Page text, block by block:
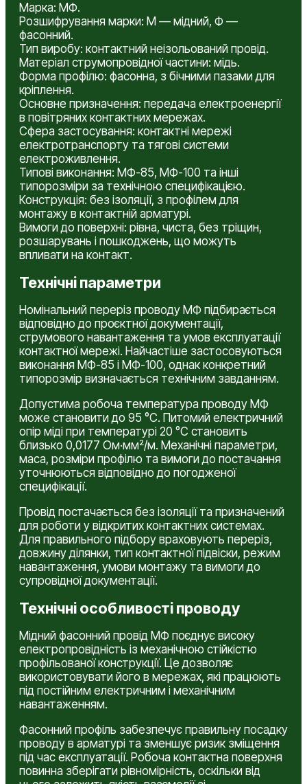
Марка: МФ.
Розшифрування марки: М — мідний, Ф —
фасонний.
Тип виробу: контактний неізольований провід.
Матеріал струмопровідної частини: мідь.
Форма профілю: фасонна, з бічними пазами для
кріплення.
Основне призначення: передача електроенергії
в повітряних контактних мережах.
Сфера застосування: контактні мережі
електротранспорту та тягові системи
електроживлення.
Типові виконання: МФ-85, МФ-100 та інші
типорозміри за технічною специфікацією.
Конструкція: без ізоляції, з профілем для
монтажу в контактній арматурі.
Вимоги до поверхні: рівна, чиста, без тріщин,
розшарувань і пошкоджень, що можуть
впливати на контакт.
Технічні параметри
Номінальний переріз проводу МФ підбирається
відповідно до проєктної документації,
струмового навантаження та умов експлуатації
контактної мережі. Найчастіше застосовуються
виконання МФ-85 і МФ-100, однак конкретний
типорозмір визначається технічним завданням.
Допустима робоча температура проводу МФ
може становити до 95 °C. Питомий електричний
опір міді при температурі 20 °C становить
близько 0,0177 Ом·мм²/м. Механічні параметри,
маса, розміри профілю та вимоги до постачання
уточнюються відповідно до погодженої
специфікації.
Провід постачається без ізоляції та призначений
для роботи у відкритих контактних системах.
Для правильного підбору враховують переріз,
довжину ділянки, тип контактної підвіски, режим
навантаження, умови монтажу та вимоги до
супровідної документації.
Технічні особливості проводу
Мідний фасонний провід МФ поєднує високу
електропровідність із механічною стійкістю
профільованої конструкції. Це дозволяє
використовувати його в мережах, які працюють
під постійним електричним і механічним
навантаженням.
Фасонний профіль забезпечує правильну посадку
проводу в арматурі та зменшує ризик зміщення
під час експлуатації. Робоча контактна поверхня
повинна зберігати рівномірність, оскільки від